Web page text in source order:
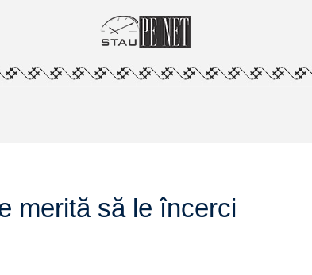
merită să le încerci